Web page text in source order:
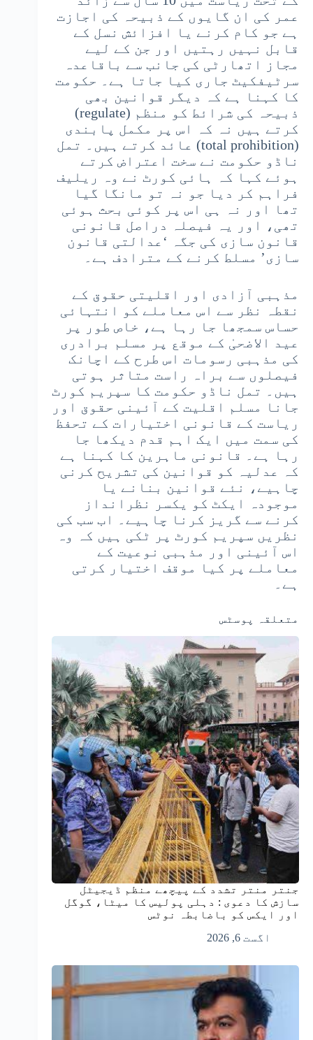
عمر کی ان گایوں کے ذبیحہ کی اجازت
ہے جو کام کرنے یا افزائش نسل کے
قابل نہیں رہتیں اور جن کے لیے
مجاز اتھارٹی کی جانب سے باقاعدہ
سرٹیفکیٹ جاری کیا جاتا ہے۔ حکومت
کا کہنا ہے کہ دیگر قوانین بھی
ذبیحہ کی شرائط کو منظم (regulate)
کرتے ہیں نہ کہ اس پر مکمل پابندی
(total prohibition) عائد کرتے ہیں۔ تمل
ناڈو حکومت نے سخت اعتراض کرتے
ہوئے کہا کہ ہائی کورٹ نے وہ ریلیف
فراہم کر دیا جو نہ تو مانگا گیا
تھا اور نہ ہی اس پر کوئی بحث ہوئی
تھی، اور یہ فیصلہ دراصل قانونی
قانون سازی کی جگہ ‘عدالتی قانون
سازی’ مسلط کرنے کے مترادف ہے۔
مذہبی آزادی اور اقلیتی حقوق کے
نقطہ نظر سے اس معاملے کو انتہائی
حساس سمجھا جا رہا ہے، خاص طور پر
عید الاضحیٰ کے موقع پر مسلم برادری
کی مذہبی رسومات اس طرح کے اچانک
فیصلوں سے براہ راست متاثر ہوتی
ہیں۔ تمل ناڈو حکومت کا سپریم کورٹ
جانا مسلم اقلیت کے آئینی حقوق اور
ریاست کے قانونی اختیارات کے تحفظ
کی سمت میں ایک اہم قدم دیکھا جا
رہا ہے۔ قانونی ماہرین کا کہنا ہے
کہ عدلیہ کو قوانین کی تشریح کرنی
چاہیے، نئے قوانین بنانے یا
موجودہ ایکٹ کو یکسر نظرانداز
کرنے سے گریز کرنا چاہیے۔ اب سب کی
نظریں سپریم کورٹ پر ٹکی ہیں کہ وہ
اس آئینی اور مذہبی نوعیت کے
معاملے پر کیا موقف اختیار کرتی
ہے۔
متعلقہ پوسٹس
جنتر منتر تشدد کے پیچھے منظم ڈیجیٹل
سازش کا دعوی : دہلی پولیس کا میٹا، گوگل
اور ایکس کو باضابطہ نوٹس
اگست 6, 2026